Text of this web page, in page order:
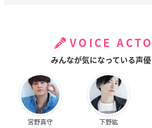
VOICE
みんなが気になっている声
宮野真守 下野紘